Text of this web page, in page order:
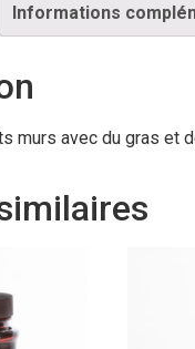
Informations
murs avec du gras et